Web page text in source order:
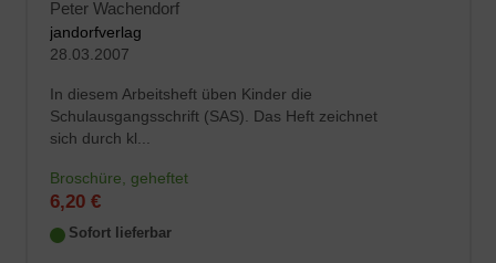
Peter Wachendorf
jandorfverlag
28.03.2007
In diesem Arbeitsheft üben Kinder die
Schulausgangsschrift (SAS). Das Heft zeichnet
sich durch kl...
Broschüre, geheftet
6,20 €
Sofort lieferbar